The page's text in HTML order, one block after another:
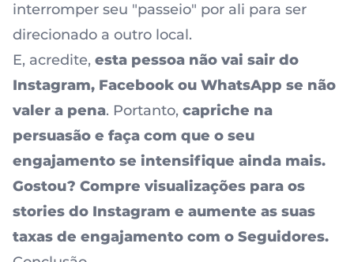
interromper seu "passeio" por ali para ser
direcionado a outro local.
E, acredite, esta pessoa não vai sair do
Instagram, Facebook ou WhatsApp se não
valer a pena. Portanto, capriche na
persuasão e faça com que o seu
engajamento se intensifique ainda mais.
Gostou? Compre visualizações para os
stories do Instagram e aumente as suas
taxas de engajamento com o Seguidores.